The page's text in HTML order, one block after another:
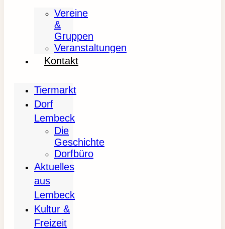
Vereine
&
Gruppen
Veranstaltungen
Kontakt
Tiermarkt
Dorf
Lembeck
Die
Geschichte
Dorfbüro
Aktuelles
aus
Lembeck
Kultur &
Freizeit